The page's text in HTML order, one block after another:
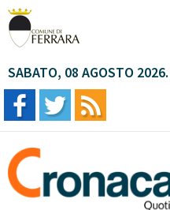
SABATO, 08 AGOSTO 2026.